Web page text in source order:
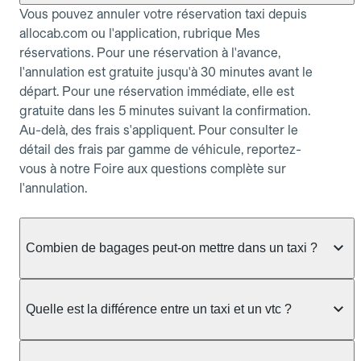
Vous pouvez annuler votre réservation taxi depuis
allocab.com ou l'application, rubrique Mes
réservations. Pour une réservation à l'avance,
l'annulation est gratuite jusqu'à 30 minutes avant le
départ. Pour une réservation immédiate, elle est
gratuite dans les 5 minutes suivant la confirmation.
Au-delà, des frais s'appliquent. Pour consulter le
détail des frais par gamme de véhicule, reportez-
vous à notre Foire aux questions complète sur
l'annulation.
Combien de bagages peut-on mettre dans un taxi ?
taxi berline accueille en général jusqu'à 3 bagages
ou nombreux, précisez-le dans le champ "Message
Quelle est la différence entre un taxi et un vtc ?